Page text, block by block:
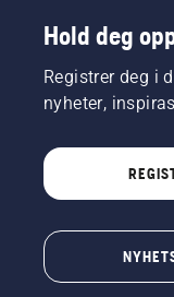
Hold deg
Registrer deg i
nyheter,